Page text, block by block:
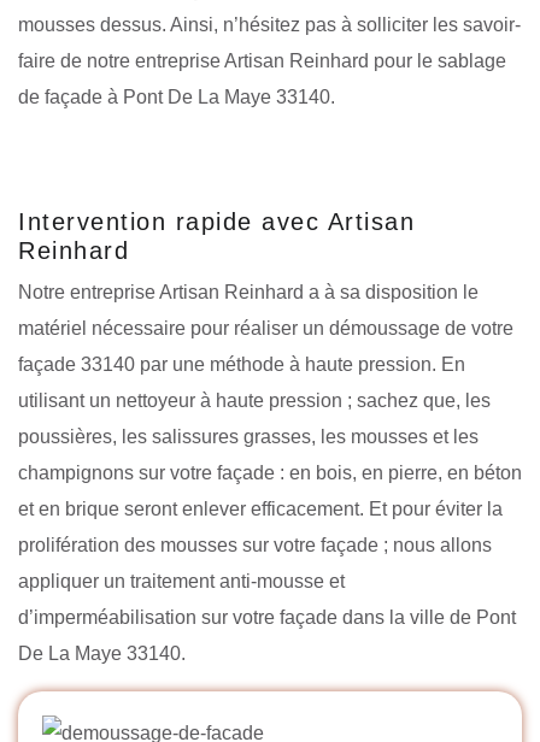
mousses dessus. Ainsi, n’hésitez pas à solliciter les savoir-
faire de notre entreprise Artisan Reinhard pour le sablage
de façade à Pont De La Maye 33140.
Intervention rapide avec Artisan
Reinhard
Notre entreprise Artisan Reinhard a à sa disposition le
matériel nécessaire pour réaliser un démoussage de votre
façade 33140 par une méthode à haute pression. En
utilisant un nettoyeur à haute pression ; sachez que, les
poussières, les salissures grasses, les mousses et les
champignons sur votre façade : en bois, en pierre, en béton
et en brique seront enlever efficacement. Et pour éviter la
prolifération des mousses sur votre façade ; nous allons
appliquer un traitement anti-mousse et
d’imperméabilisation sur votre façade dans la ville de Pont
De La Maye 33140.